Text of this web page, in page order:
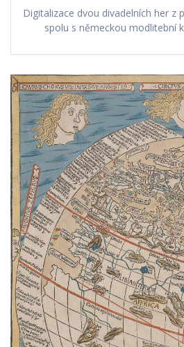
Digitalizace dvou divadelních her z
spolu s německou modlitební